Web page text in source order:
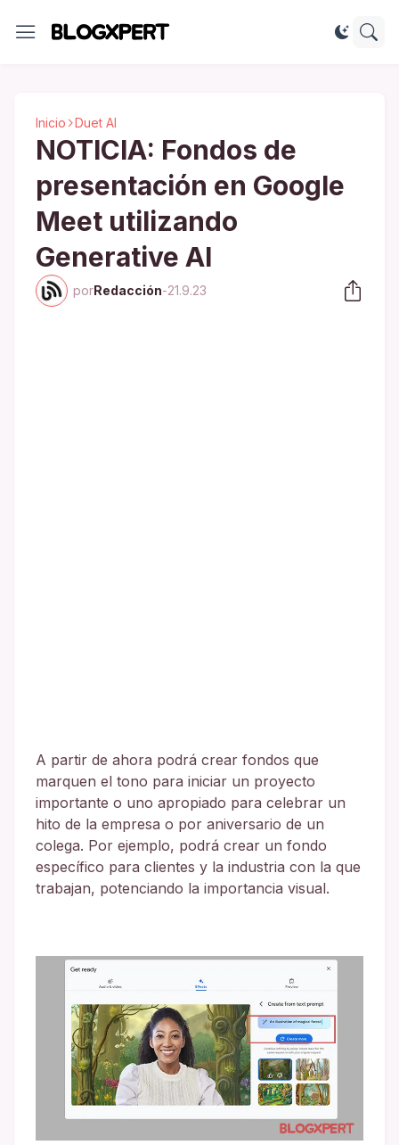
Inicio Duet AI
NOTICIA: Fondos de
presentación en Google
Meet utilizando
Generative AI
porRedacción-21.9.23
A partir de ahora podrá crear fondos que
marquen el tono para iniciar un proyecto
importante o uno apropiado para celebrar un
hito de la empresa o por aniversario de un
colega. Por ejemplo, podrá crear un fondo
específico para clientes y la industria con la que
trabajan, potenciando la importancia visual.